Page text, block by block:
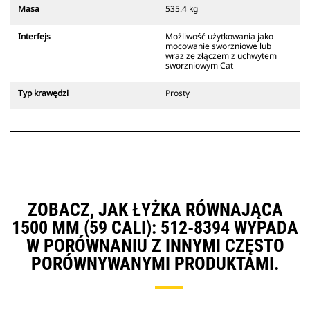
Cat są zgodne z gąsienicowymi
koparkami kołowymi. Dostępne są
również złącza o szerokościach do
kopania rowów.
systemem złączy wykorzystuje
Masa 535.4 kg
Interfejs
Możliwość użytkowania jako
mocowanie sworzniowe lub
wraz ze złączem z uchwytem
sworzniowym Cat
Typ krawędzi Prosty
ZOBACZ, JAK ŁYŻKA RÓWNAJĄCA
1500 MM (59 CALI): 512-8394 WYPADA
W PORÓWNANIU Z INNYMI CZĘSTO
PORÓWNYWANYMI PRODUKTAMI.